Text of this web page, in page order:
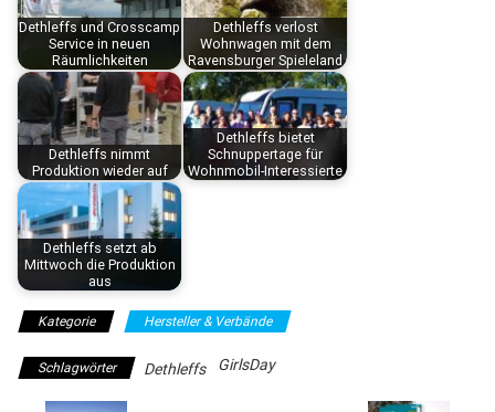
Dethleffs und Crosscamp
Service in neuen
Räumlichkeiten
Dethleffs verlost
Wohnwagen mit dem
Ravensburger Spieleland
Dethleffs nimmt
Produktion wieder auf
Dethleffs bietet
Schnuppertage für
Wohnmobil-Interessierte
Dethleffs setzt ab
Mittwoch die Produktion
aus
Kategorie Hersteller & Verbände
Schlagwörter Dethleffs GirlsDay